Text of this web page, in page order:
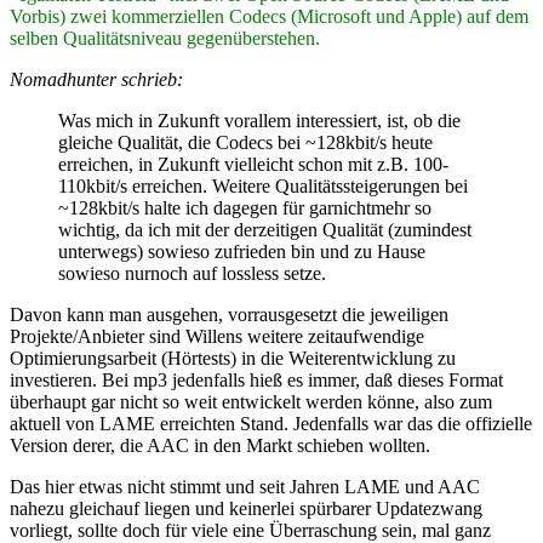
Vorbis) zwei kommerziellen Codecs (Microsoft und Apple) auf dem
selben Qualitätsniveau gegenüberstehen.
Nomadhunter schrieb:
Was mich in Zukunft vorallem interessiert, ist, ob die
gleiche Qualität, die Codecs bei ~128kbit/s heute
erreichen, in Zukunft vielleicht schon mit z.B. 100-
110kbit/s erreichen. Weitere Qualitätssteigerungen bei
~128kbit/s halte ich dagegen für garnichtmehr so
wichtig, da ich mit der derzeitigen Qualität (zumindest
unterwegs) sowieso zufrieden bin und zu Hause
sowieso nurnoch auf lossless setze.
Davon kann man ausgehen, vorrausgesetzt die jeweiligen
Projekte/Anbieter sind Willens weitere zeitaufwendige
Optimierungsarbeit (Hörtests) in die Weiterentwicklung zu
investieren. Bei mp3 jedenfalls hieß es immer, daß dieses Format
überhaupt gar nicht so weit entwickelt werden könne, also zum
aktuell von LAME erreichten Stand. Jedenfalls war das die offizielle
Version derer, die AAC in den Markt schieben wollten.
Das hier etwas nicht stimmt und seit Jahren LAME und AAC
nahezu gleichauf liegen und keinerlei spürbarer Updatezwang
vorliegt, sollte doch für viele eine Überraschung sein, mal ganz